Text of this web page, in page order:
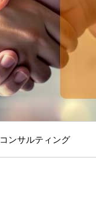
コンサルティング